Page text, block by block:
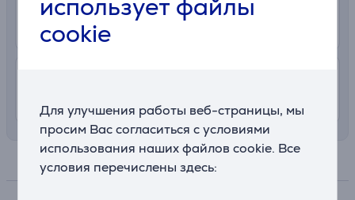
использует файлы
cookie
Для улучшения работы веб-страницы, мы
просим Вас согласиться с условиями
использования наших файлов cookie. Все
условия перечислены здесь:
В почтовый автомат
8. - 11. августа
Спецификация